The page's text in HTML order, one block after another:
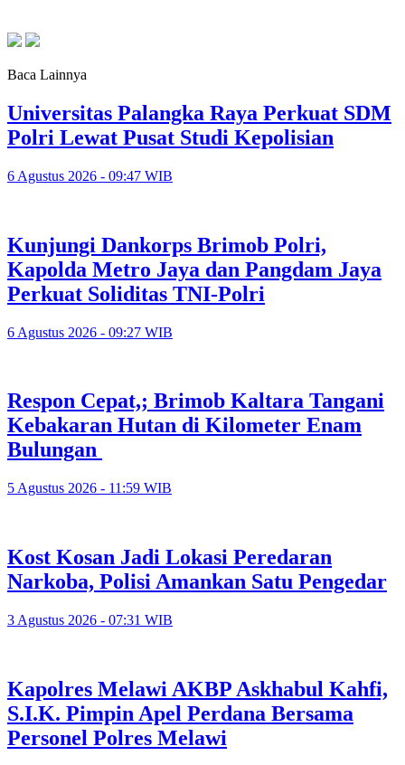
Baca Lainnya
Universitas Palangka Raya Perkuat SDM
Polri Lewat Pusat Studi Kepolisian
6 Agustus 2026 - 09:47 WIB
Kunjungi Dankorps Brimob Polri,
Kapolda Metro Jaya dan Pangdam Jaya
Perkuat Soliditas TNI-Polri
6 Agustus 2026 - 09:27 WIB
Respon Cepat,; Brimob Kaltara Tangani
Kebakaran Hutan di Kilometer Enam
Bulungan
5 Agustus 2026 - 11:59 WIB
Kost Kosan Jadi Lokasi Peredaran
Narkoba, Polisi Amankan Satu Pengedar
3 Agustus 2026 - 07:31 WIB
Kapolres Melawi AKBP Askhabul Kahfi,
S.I.K. Pimpin Apel Perdana Bersama
Personel Polres Melawi